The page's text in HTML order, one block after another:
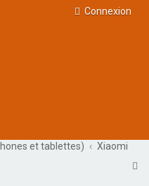
Connexion
et tablettes)
Xiaomi